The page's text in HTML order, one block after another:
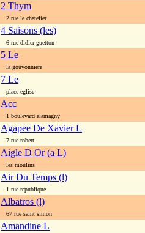
2 Thym
2 rue le chatelier
4 Saisons (les)
6 rue didier guetton
5 Le
la gouyonniere
7 Le
place eglise
Acc
1 boulevard alamagny
Agapee De Xavier L
7 rue robert
Aigle D Or (a L)
les moulins
Air Du Temps (l)
1 rue republique
Albatros (l)
67 rue saint simon
Amandine L